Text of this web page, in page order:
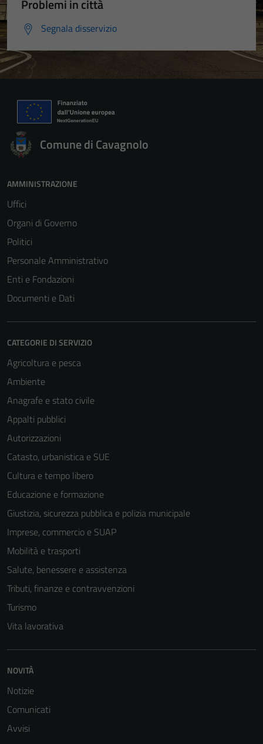
Problemi in città
Segnala disservizio
Comune di Cavagnolo
AMMINISTRAZIONE
Uffici
Organi di Governo
Politici
Personale Amministrativo
Enti e Fondazioni
Documenti e Dati
CATEGORIE DI SERVIZIO
Agricoltura e pesca
Ambiente
Anagrafe e stato civile
Appalti pubblici
Autorizzazioni
Catasto, urbanistica e SUE
Cultura e tempo libero
Educazione e formazione
Giustizia, sicurezza pubblica e polizia municipale
Imprese, commercio e SUAP
Mobilità e trasporti
Salute, benessere e assistenza
Tributi, finanze e contravvenzioni
Turismo
Vita lavorativa
NOVITÀ
Notizie
Comunicati
Avvisi